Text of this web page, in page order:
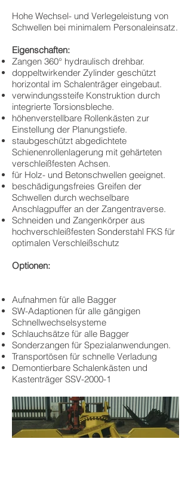
Hohe Wechsel- und Verlegeleistung von
Schwellen bei minimalem Personaleinsatz.
Eigenschaften:
Zangen 360° hydraulisch drehbar.
doppeltwirkender Zylinder geschützt
horizontal im Schalenträger eingebaut.
verwindungssteife Konstruktion durch
integrierte Torsionsbleche.
höhenverstellbare Rollenkästen zur
Einstellung der Planungstiefe.
staubgeschützt abgedichtete
Schienenrollenlagerung mit gehärteten
verschleißfesten Achsen.
für Holz- und Betonschwellen geeignet.
beschädigungsfreies Greifen der
Schwellen durch wechselbare
Anschlagpuffer an der Zangentraverse.
Schneiden und Zangenkörper aus
hochverschleißfesten Sonderstahl FKS für
optimalen Verschleißschutz
Optionen:
Aufnahmen für alle Bagger
SW-Adaptionen für alle gängigen
Schnellwechselsysteme
Schlauchsätze für alle Bagger
Sonderzangen für Spezialanwendungen.
Transportösen für schnelle Verladung
Demontierbare Schalenkästen und
Kastenträger SSV-2000-1